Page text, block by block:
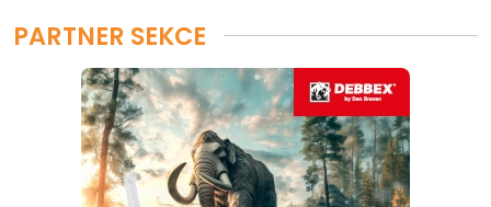
PARTNER SEKCE